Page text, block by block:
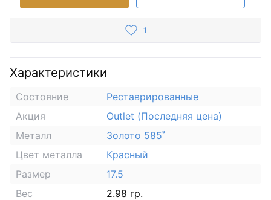
1
Характеристики
Состояние
Реставрированные
Акция
Outlet (Последняя цена)
Металл
Золото 585˚
Цвет металла
Красный
Размер
17.5
Вес
2.98 гр.